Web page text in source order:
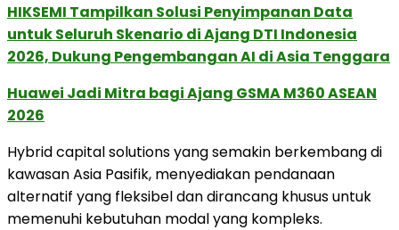
HIKSEMI Tampilkan Solusi Penyimpanan Data
untuk Seluruh Skenario di Ajang DTI Indonesia
2026, Dukung Pengembangan AI di Asia Tenggara
Huawei Jadi Mitra bagi Ajang GSMA M360 ASEAN
2026
Hybrid capital solutions yang semakin berkembang di
kawasan Asia Pasifik, menyediakan pendanaan
alternatif yang fleksibel dan dirancang khusus untuk
memenuhi kebutuhan modal yang kompleks.